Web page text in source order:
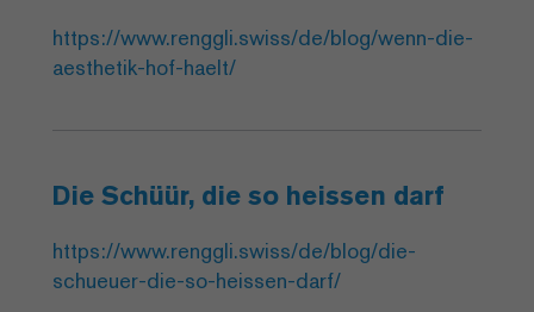
https://www.renggli.swiss/de/blog/wenn-die-
aesthetik-hof-haelt/
Die Schüür, die so heissen darf
https://www.renggli.swiss/de/blog/die-
schueuer-die-so-heissen-darf/